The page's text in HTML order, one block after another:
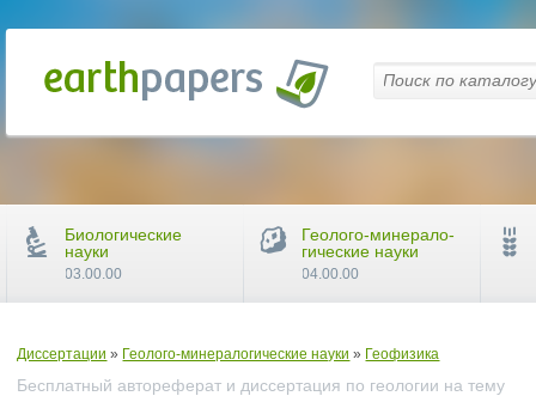
Диссертации » Геолого-минералогические науки » Геофизика
Бесплатный автореферат и диссертация по геологии на тему
Биологические
науки
03.00.00
Геолого-минерало-
гические науки
04.00.00